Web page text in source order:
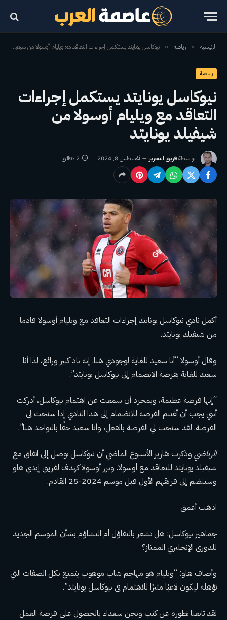
الرئيسية » رياضة » نيوكاسل يونايتد يستكمل إجراءات التعاقد مع ويليام أوسولا من شيفيلد يونايتد
رياضة
نيوكاسل يونايتد يستكمل إجراءات
التعاقد مع ويليام أوسولا من
شيفيلد يونايتد
بواسطةفريق التحرير أغسطس 8, 2024 2 دقائق
أكمل نادي نيوكاسل يونايتد إجراءات التعاقد مع ويليام أوسولا قادما
من شيفيلد يونايتد.
وقال أوسولا “أنا سعيد للغاية لوجودي هنا. إنه ناد كبير ورائع، لذا أنا
سعيد للغاية بفرصة الانضمام إلى نيوكاسل يونايتد”.
“إنها فرصة عظيمة، وبمجرد أن سمعت عن اهتمام نيوكاسل، أدركت
أنني يجب أن أغتنم الفرصة للانضمام إلى هذا النادي إذا سنحت لي
الفرصة. لقد سنحت لي الفرصة بالفعل، وأنا سعيد حقًا بالتواجد هنا”.
الرياضي وذكرت تقارير الأسبوع الماضي أن نيوكاسل توصل إلى اتفاق مع
شيفيلد يونايتد للتعاقد مع أوسولا. وبرز أوسولا كهدف لفريق إيدي هاو
وسينضم إلى فريقهم الأول قبل موسم 2024-25 القادم.
اذهب أعمق
جماهير نيوكاسل: هل تشعر بالتفاؤل أم التشاؤم بشأن الموسم الجديد
للدوري الإنجليزي الممتاز؟
وأضاف هاو: “ويليام هو مهاجم شاب موهوب يتمتع بكل الصفات التي
تؤهله ليكون لاعبًا مثيرًا للاهتمام في نيوكاسل يونايتد”.
لقد تابعنا تطوره عن كثب ونحن سعداء بالحصول على فرصة العمل